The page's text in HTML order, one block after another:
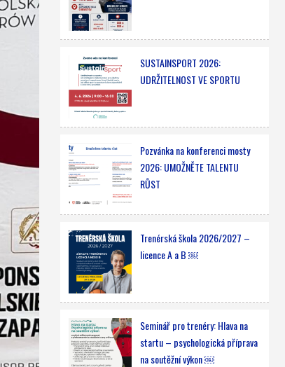
SUSTAINSPORT 2026:
UDRŽITELNOST VE SPORTU
Pozvánka na konferenci mosty
2026: UMOŽNĚTE TALENTU
RŮST
Trenérská škola 2026/2027 –
licence A a B ￼
Seminář pro trenéry: Hlava na
startu – psychologická příprava
na soutěžní výkon ￼